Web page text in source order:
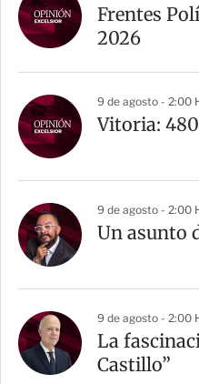
Frentes
2026
9 de agosto - 2:00
Vitoria:
9 de agosto - 2:00
Un asunto
9 de agosto - 2:00
La
Castillo”